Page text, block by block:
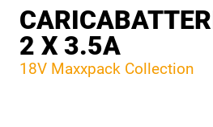
2 X 3.5A
18V Maxxpack Collection